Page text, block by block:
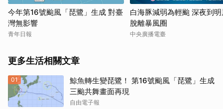
今年第16號颱風「琵鷺」生成 對臺
灣無影響
青年日報
白海豚減弱為輕颱 深夜到
脫離暴風圈
中央廣播電臺
更多生活相關文章
01
鯨魚轉生變琵鷺！ 第16號颱風「琵鷺」生成
三颱共舞畫面再現
自由電子報